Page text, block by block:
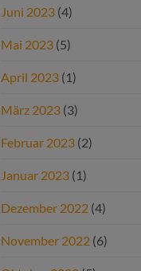
Juni 2023 (4)
Mai 2023 (5)
April 2023 (1)
März 2023 (3)
Februar 2023 (2)
Januar 2023 (1)
Dezember 2022 (4)
November 2022 (6)